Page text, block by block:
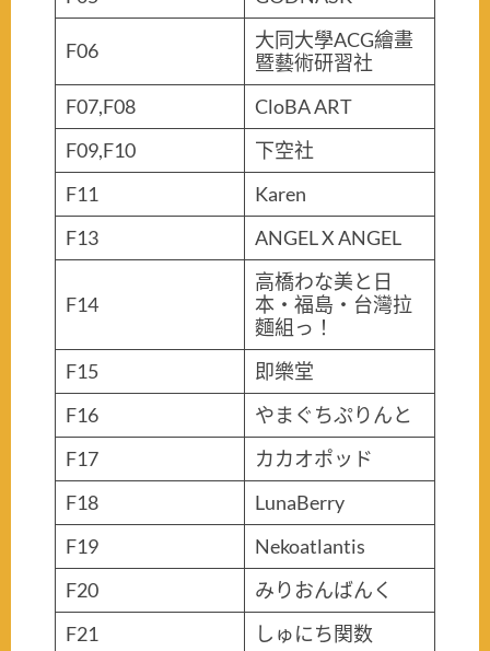
F06
大同大學ACG繪畫
暨藝術研習社
F07,F08
CloBA ART
F09,F10
下空社
F11
Karen
F13
ANGEL X ANGEL
F14
高橋わな美と日
本・福島・台灣拉
麵組っ！
F15
即樂堂
F16
やまぐちぷりんと
F17
カカオポッド
F18
LunaBerry
F19
Nekoatlantis
F20
みりおんばんく
F21
しゅにち関数